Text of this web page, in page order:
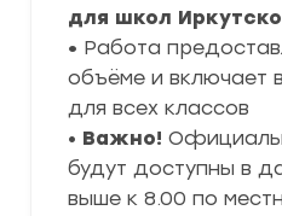
для школ
• Работа
объёме и включает
для всех классов
• Важно!
будут доступны в
выше к 8.00 по